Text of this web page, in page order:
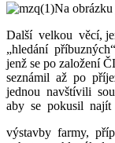
Na
Další velkou věcí,
„hledání
jenž se po založení
seznámil až po
jednou navštívili
aby se pokusil najít
výstavby farmy,